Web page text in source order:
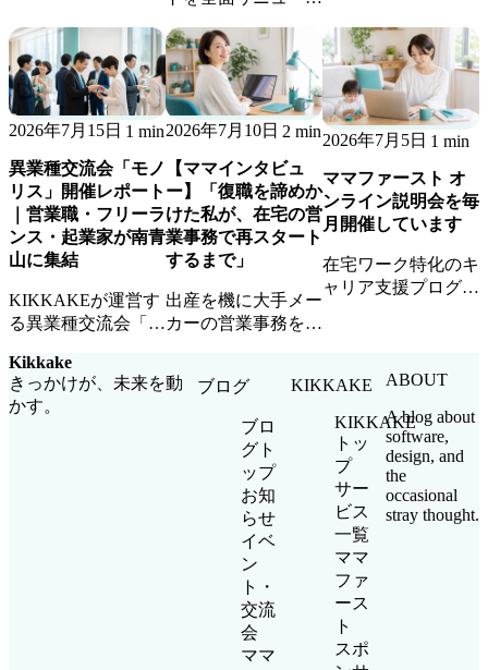
BPO・営業代行・事
務代行の各サービス
紹介に加え、地域ご
とのご案内ページ、
お役立ちコラム、ブ
ログを新設しまし
た。
中のお問い合わせへ
の返信、継続業務の
稼働体制についてご
案内します。
2026年7月15日 1 min
異業種交流会「モノ
リス」開催レポート
｜営業職・フリーラ
ンス・起業家が南青
山に集結
KIKKAKEが運営す
る異業種交流会「モ
ート。営業職・フリ
ーランス・起業家が
集まり、新しいビジ
2026年7月10日 2 min
【ママインタビュ
ー】「復職を諦めか
けた私が、在宅の営
業事務で再スタート
するまで」
出産を機に大手メー
カーの営業事務を退
いから、在宅ワーク
で企業チームの一員
として活躍するまで
の道のりを聞きまし
2026年7月5日 1 min
ママファースト オ
ンライン説明会を毎
月開催しています
在宅ワーク特化のキ
ャリア支援プログラ
参加無料・顔出し不
OKです。
Kikkake
きっかけが、未来を動
かす。
ブログ
ブロ
グト
ップ
お知
らせ
イベ
ン
ト・
交流
会
ママ
KIKKAKE
KIKKAKE
トッ
プ
サー
ビス
一覧
ママ
ファ
ース
ト
スポ
ABOUT
A blog about
software,
design, and
the
occasional
stray thought.